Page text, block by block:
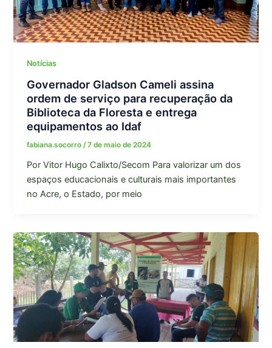
Notícias
Governador Gladson Cameli assina
ordem de serviço para recuperação da
Biblioteca da Floresta e entrega
equipamentos ao Idaf
fabiana.socorro /7 de maio de 2024
Por Vitor Hugo Calixto/Secom Para valorizar um dos
espaços educacionais e culturais mais importantes
no Acre, o Estado, por meio